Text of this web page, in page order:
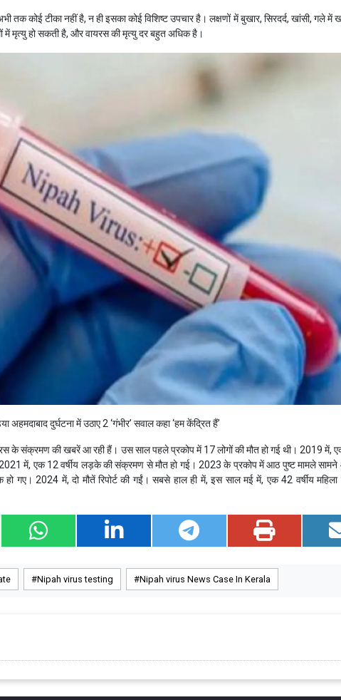
तक कोई टीका नहीं है, न ही इसका कोई विशिष्ट उपचार है। लक्षणों में बुखार, सिरदर्द, खांसी, गले में
मृत्यु हो सकती है, और वायरस की मृत्यु दर बहुत अधिक है।
अहमदाबाद दुर्घटना में उठाए 2 ‘गंभीर’ सवाल कहा ‘हम केंद्रित हैं’
के संक्रमण की खबरें आ रही हैं। उस साल पहले प्रकोप में 17 लोगों की मौत हो गई थी। 2019 में, एक
में, एक 12 वर्षीय लड़के की संक्रमण से मौत हो गई। 2023 के प्रकोप में आठ पुष्ट मामले
गए। 2024 में, दो मौतें रिपोर्ट की गईं। सबसे हाल ही में, इस साल मई में, एक 42 वर्षीय महिला
Nipah virus testing Nipah virus News Case In Kerala